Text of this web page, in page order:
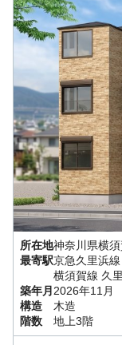
所在地神奈川県横
最寄駅京急久里浜線
横須賀線 久
築年月 2026年11月
構造
木造
階数
地上3階